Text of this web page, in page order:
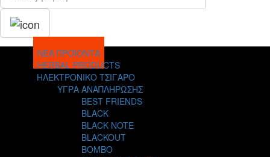
ΝΕΑ ΠΡΟΪΟΝΤΑ
HERBAL PRODUCTS
ΗΛΕΚΤΡΟΝΙΚΟ ΤΣΙΓΑΡΟ
ΥΓΡΑ ΑΝΑΠΛΗΡΩΣΗΣ
BEST FRIENDS
BLACK
BLACK NOTE
BLACKOUT
BOMBO